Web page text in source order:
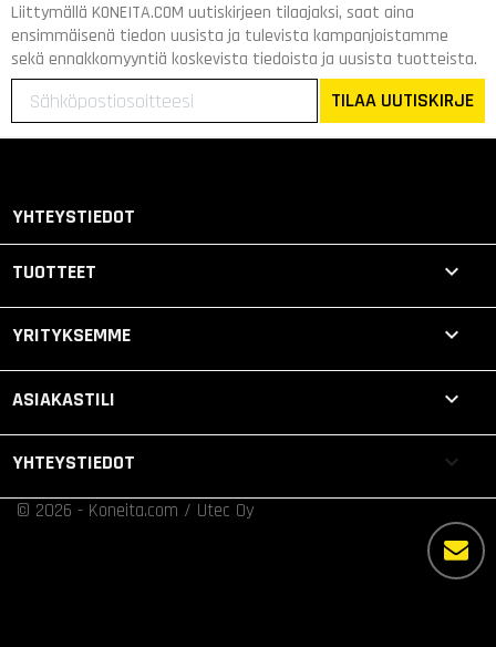
Liittymällä KONEITA.COM uutiskirjeen tilaajaksi, saat aina
ensimmäisenä tiedon uusista ja tulevista kampanjoistamme
sekä ennakkomyyntiä koskevista tiedoista ja uusista tuotteista.
TILAA UUTISKIRJE
YHTEYSTIEDOT
TUOTTEET 
YRITYKSEMME 
ASIAKASTILI 
YHTEYSTIEDOT keyboard_arrow_down
© 2026 - Koneita.com / Utec Oy